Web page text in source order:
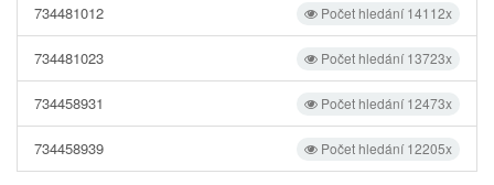
Počet hledání 14112x
734481012
Počet hledání 13723x
734481023
Počet hledání 12473x
734458931
Počet hledání 12205x
734458939